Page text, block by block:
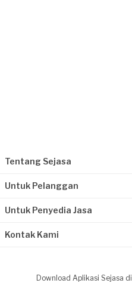
Tentang Sejasa
Untuk Pelanggan
Untuk Penyedia Jasa
Kontak Kami
Download Aplikasi Sejasa di